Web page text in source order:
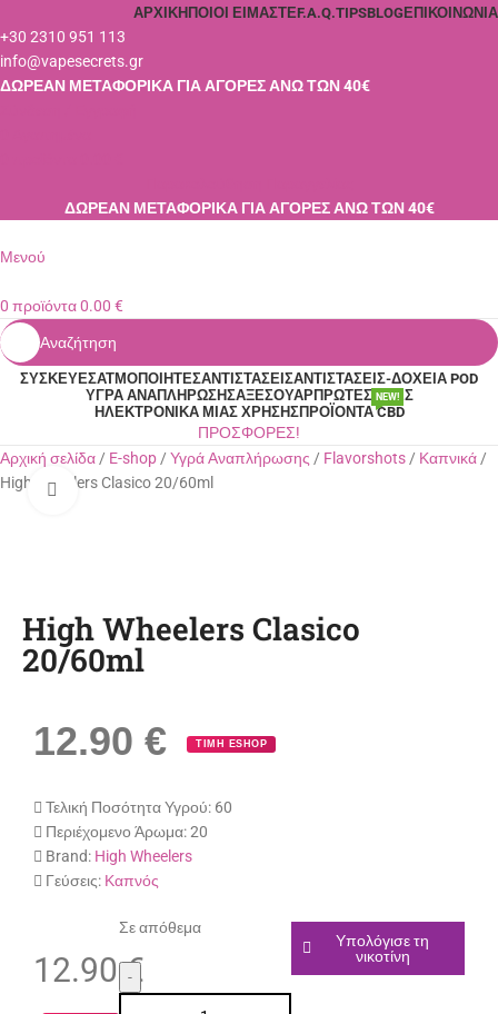
ΑΡΧΙΚΉ ΠΟΙΟΙ ΕΊΜΑΣΤΕF.A.Q.TIPSBLOG ΕΠΙΚΟΙΝΩΝΊΑ
+30 2310 951 113
info@vapesecrets.gr
ΔΩΡΕΑΝ ΜΕΤΑΦΟΡΙΚΑ ΓΙΑ ΑΓΟΡΕΣ ΑΝΩ ΤΩΝ 40€
ΔΩΡΕΑΝ ΜΕΤΑΦΟΡΙΚΑ ΓΙΑ ΑΓΟΡΕΣ ΑΝΩ ΤΩΝ 40€
Μενού
0 προϊόντα0.00 €
Αναζήτηση
ΣΥΣΚΕΥΈΣΑΤΜΟΠΟΙΗΤΈΣΑΝΤΙΣΤΆΣΕΙΣΑΝΤΙΣΤΆΣΕΙΣ-ΔΟΧΕΊΑ POD
ΥΓΡΆ ΑΝΑΠΛΉΡΩΣΗΣΑΞΕΣΟΥΆΡΠΡΏΤΕΣ ΎΛΕΣ
ΗΛΕΚΤΡΟΝΙΚΆ ΜΙΑΣ ΧΡΉΣΗΣΠΡΟΪΌΝΤΑ CBD
NEW!
ΠΡΟΣΦΟΡΕΣ!
Αρχική σελίδα
E-shop Υγρά Αναπλήρωσης Flavorshots
Καπνικά
High Wheelers Clasico 20/60ml
Κλικ για μεγέθυνση
High Wheelers Clasico
20/60ml
12.90 € ΤΙΜΗ ESHOP
Τελική Ποσότητα Υγρού: 60
Περιέχομενο Άρωμα:20
Brand: High Wheelers
Γεύσεις: Καπνός
12.90€
Σε απόθεμα
Υπολόγισε τη
νικοτίνη